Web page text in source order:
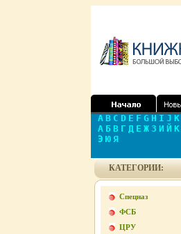
A B C D E F G H I J K
А Б В Г Д Е Ж З И Й К
Э Ю Я
КАТЕГОРИИ:
Спецназ
ФСБ
ЦРУ